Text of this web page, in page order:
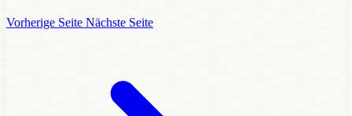
Vorherige Seite Nächste Seite